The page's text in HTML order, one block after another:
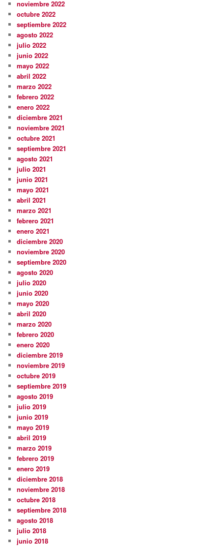
noviembre 2022
octubre 2022
septiembre 2022
agosto 2022
julio 2022
junio 2022
mayo 2022
abril 2022
marzo 2022
febrero 2022
enero 2022
diciembre 2021
noviembre 2021
octubre 2021
septiembre 2021
agosto 2021
julio 2021
junio 2021
mayo 2021
abril 2021
marzo 2021
febrero 2021
enero 2021
diciembre 2020
noviembre 2020
septiembre 2020
agosto 2020
julio 2020
junio 2020
mayo 2020
abril 2020
marzo 2020
febrero 2020
enero 2020
diciembre 2019
noviembre 2019
octubre 2019
septiembre 2019
agosto 2019
julio 2019
junio 2019
mayo 2019
abril 2019
marzo 2019
febrero 2019
enero 2019
diciembre 2018
noviembre 2018
octubre 2018
septiembre 2018
agosto 2018
julio 2018
junio 2018